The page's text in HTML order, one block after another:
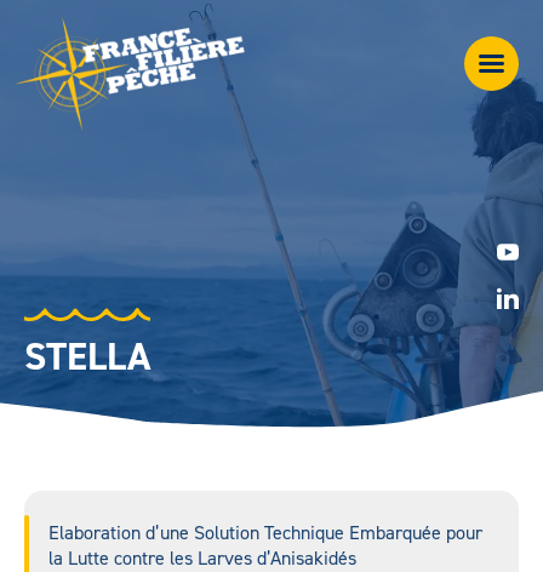
STELLA
Elaboration d’une Solution Technique Embarquée pour
la Lutte contre les Larves d’Anisakidés